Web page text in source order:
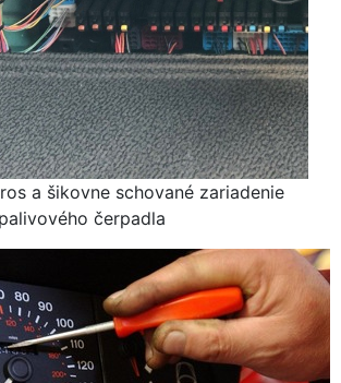
a šikovne schované zariadenie
čerpadla